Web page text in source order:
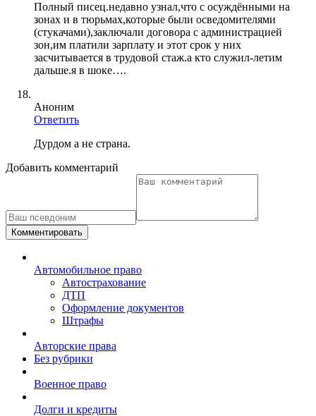
Полный писец.недавно узнал,что с осуждёнными на
зонах и в тюрьмах,которые были осведомителями
(стукачами),заключали договора с администрацией
зон,им платили зарплату и этот срок у них
засчитывается в трудовой стаж.а кто служил-летим
дальше.я в шоке….
Аноним
Ответить
Дурдом а не страна.
Добавить комментарий
Комментировать
Автомобильное право
Автострахование
ДТП
Оформление документов
Штрафы
Авторские права
Без рубрики
Военное право
Долги и кредиты